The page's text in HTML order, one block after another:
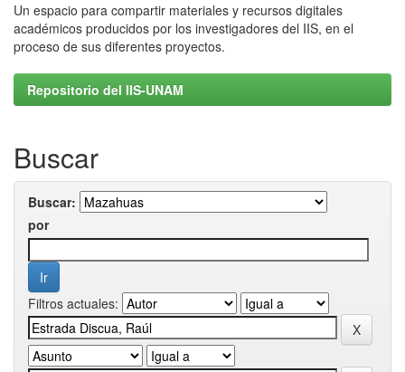
Un espacio para compartir materiales y recursos digitales
académicos producidos por los investigadores del IIS, en el
proceso de sus diferentes proyectos.
Repositorio del IIS-UNAM
Buscar
Buscar:
por
Filtros actuales: